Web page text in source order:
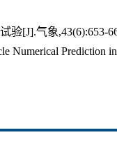
验[J].气象,43(6):653-
Numerical Prediction